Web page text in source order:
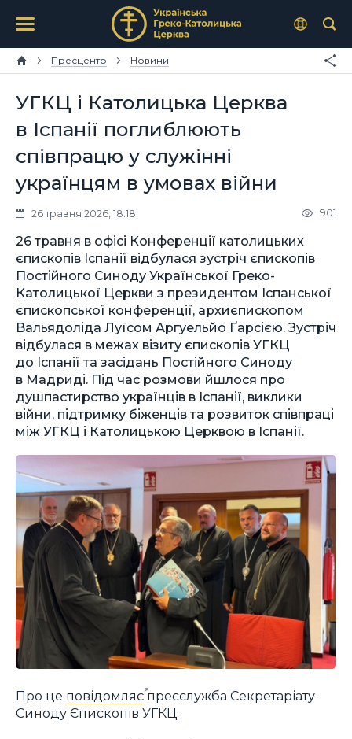
Пресцентр Новини
УГКЦ і Католицька Церква
в Іспанії поглиблюють
співпрацю у служінні
українцям в умовах війни
26 травня 2026, 18:18 901
26 травня в офісі Конференції католицьких
єпископів Іспанії відбулася зустріч єпископів
Постійного Синоду Української Греко-
Католицької Церкви з президентом Іспанської
єпископської конференції, архиєпископом
Вальядоліда Луїсом Аргуельйо Ґарсією. Зустріч
відбулася в межах візиту єпископів УГКЦ
до Іспанії та засідань Постійного Синоду
в Мадриді. Під час розмови йшлося про
душпастирство українців в Іспанії, виклики
війни, підтримку біженців та розвиток співпраці
між УГКЦ і Католицькою Церквою в Іспанії.
Про це повідомляєпресслужба Секретаріату
Синоду Єпископів УГКЦ.